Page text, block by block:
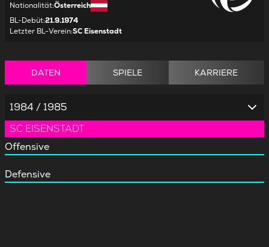
Nationalität:Österreich
BL-Debüt:21.9.1974
Letzter BL-Verein:SC Eisenstadt
DATEN SPIELE KARRIERE
1984 / 1985
SC EISENSTADT
Offensive
Defensive